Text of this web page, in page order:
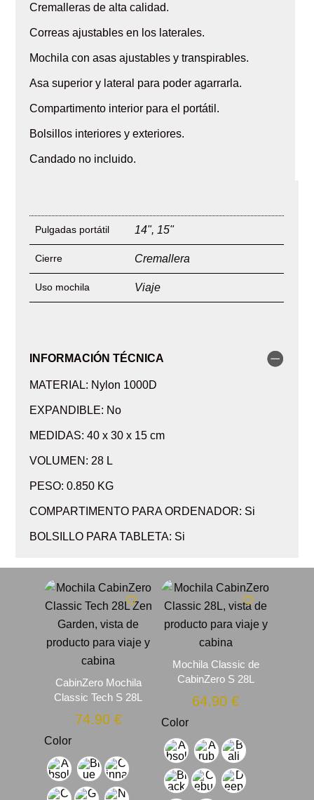
Cremalleras de alta calidad.
Correas ajustables en los laterales.
Mochila con asas ajustables y transpirables.
Asa superior y lateral para poder agarrarla.
Compartimento interior para el portátil.
Bolsillos interiores y exteriores.
Candado no incluido.
Pulgadas portátil 14", 15"
Cierre Cremallera
Uso mochila Viaje
INFORMACIÓN TÉCNICA
MATERIAL: Nylon 1000D
EXPANDIBLE: No
MEDIDAS: 40 x 30 x 15 cm
VOLUMEN: 28 L
PESO: 0.850 KG
COMPARTIMENTO PARA ORDENADOR: Si
BOLSILLO PARA TABLETA: Si
CabinZero Mochila
Classic Tech S 28L
74.90 €
Color
Mochila Classic de
CabinZero S 28L
64.90€
Color